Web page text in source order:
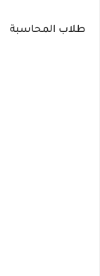
طلاب المحاسبة